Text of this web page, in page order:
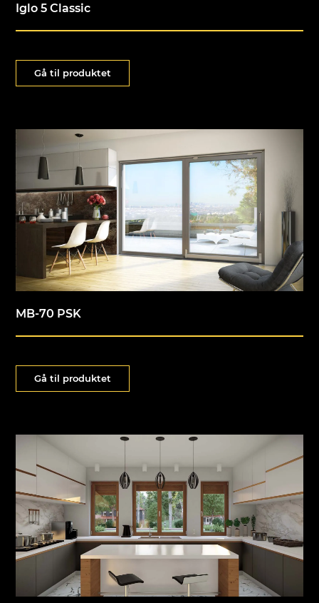
Iglo 5 Classic
Gå til produktet
MB-70 PSK
Gå til produktet